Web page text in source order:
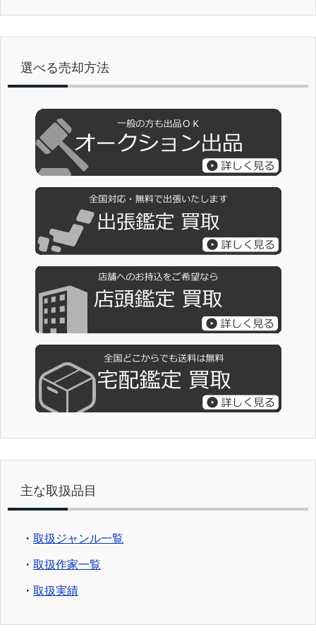
選べる売却方法
主な取扱品目
・ 取扱ジャンル一覧
・ 取扱作家一覧
・ 取扱実績